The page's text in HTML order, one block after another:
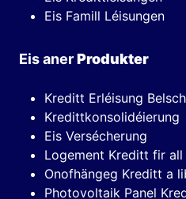
Eis Famill Léisungen
Eis anerProdukter
Kreditt Erléisung Belsch
Kredittkonsolidéierung
Eis Versécherung
Logement Kreditt fir all
Onofhängeg Kreditt a
Photovoltaik Panel